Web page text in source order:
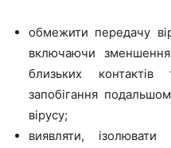
обмежити передачу
включаючи
близьких контактів
запобігання
вірусу;
виявляти, ізолювати